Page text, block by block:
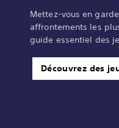
Mettez-vous en
affrontements les
guide essentiel des
Découvrez des